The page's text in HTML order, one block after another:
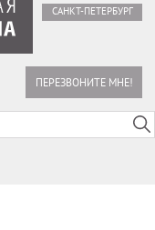
САНКТ-ПЕТЕРБУРГ
ПЕРЕЗВОНИТЕ МНЕ!